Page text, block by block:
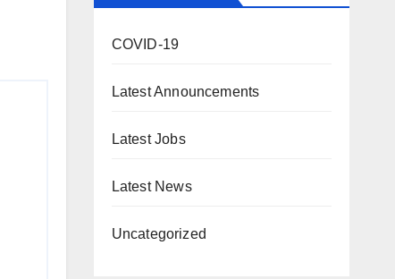
COVID-19
Latest Announcements
Latest Jobs
Latest News
Uncategorized